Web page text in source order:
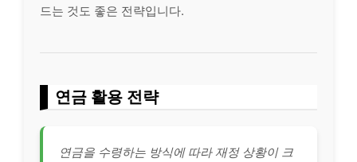
드는 것도 좋은 전략입니다.
연금 활용 전략
연금을 수령하는 방식에 따라 재정 상황이 크